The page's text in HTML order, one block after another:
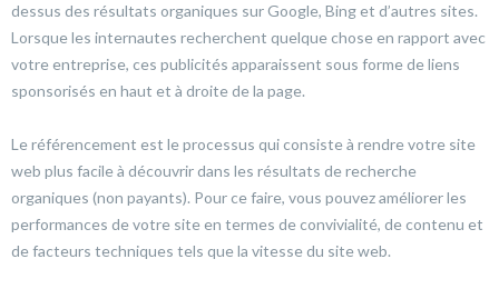
dessus des résultats organiques sur Google, Bing et d’autres sites.
Lorsque les internautes recherchent quelque chose en rapport avec
votre entreprise, ces publicités apparaissent sous forme de liens
sponsorisés en haut et à droite de la page.
Le référencement est le processus qui consiste à rendre votre site
web plus facile à découvrir dans les résultats de recherche
organiques (non payants). Pour ce faire, vous pouvez améliorer les
performances de votre site en termes de convivialité, de contenu et
de facteurs techniques tels que la vitesse du site web.